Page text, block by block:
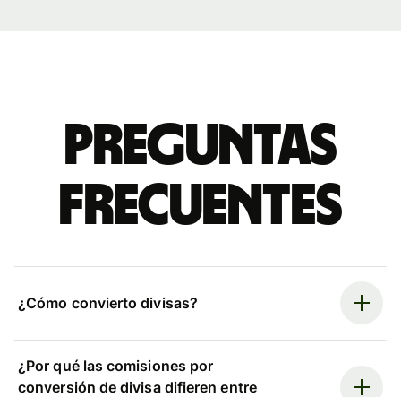
Preguntas
frecuentes
¿Cómo convierto divisas?
¿Por qué las comisiones por
conversión de divisa difieren entre